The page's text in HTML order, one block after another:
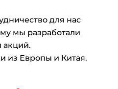
для нас
мы разработали
акций.
из Европы и Китая.